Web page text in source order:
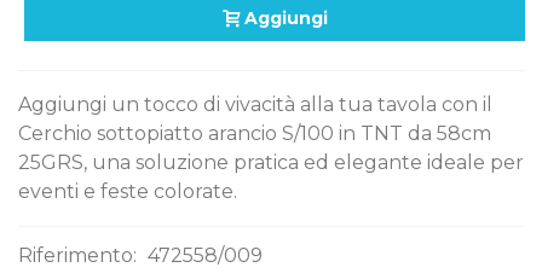
Aggiungi
Aggiungi un tocco di vivacità alla tua tavola con il
Cerchio sottopiatto arancio S/100 in TNT da 58cm
25GRS, una soluzione pratica ed elegante ideale per
eventi e feste colorate.
Riferimento: 472558/009